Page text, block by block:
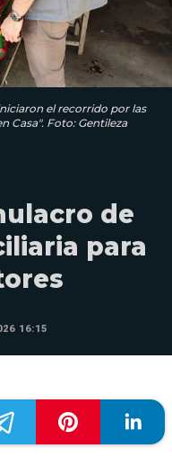
el recorrido por las
Casa". Foto: Gentileza
de
para
16:15